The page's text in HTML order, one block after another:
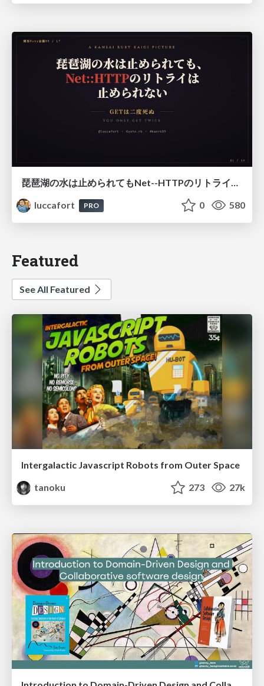
琵琶湖の水は止められてもNet--HTTPのリトライは止められない / You might be able to stop the water flow of Lake Biwa but you can't stop Net::HTTP retries
luccafort
PRO 0 580
Featured
See All Featured
Intergalactic Javascript Robots from Outer Space
tanoku
273 27k